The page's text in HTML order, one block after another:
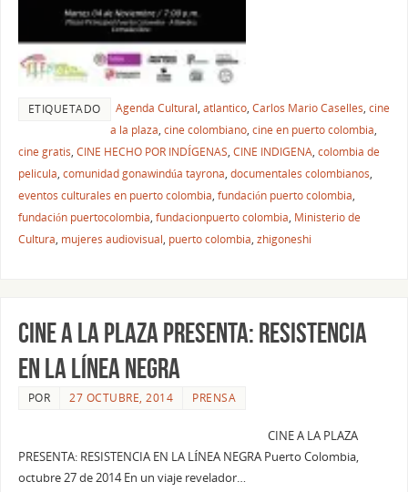
ETIQUETADO Agenda Cultural, atlantico, Carlos Mario Caselles, cine
a la plaza, cine colombiano, cine en puerto colombia,
cine gratis, CINE HECHO POR INDÍGENAS, CINE INDIGENA, colombia de
pelicula, comunidad gonawindúa tayrona, documentales colombianos,
eventos culturales en puerto colombia, fundación puerto colombia,
fundación puertocolombia, fundacionpuerto colombia, Ministerio de
Cultura, mujeres audiovisual, puerto colombia, zhigoneshi
CINE A LA PLAZA PRESENTA: RESISTENCIA
EN LA LÍNEA NEGRA
POR 27 OCTUBRE, 2014 PRENSA
CINE A LA PLAZA
PRESENTA: RESISTENCIA EN LA LÍNEA NEGRA Puerto Colombia,
octubre 27 de 2014 En un viaje revelador…